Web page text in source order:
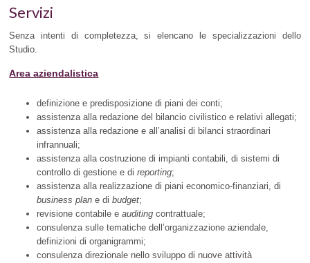
Servizi
Senza intenti di completezza, si elencano le specializzazioni dello
Studio.
Area aziendalistica
definizione e predisposizione di piani dei conti;
assistenza alla redazione del bilancio civilistico e relativi allegati;
assistenza alla redazione e all’analisi di bilanci straordinari
infrannuali;
assistenza alla costruzione di impianti contabili, di sistemi di
controllo di gestione e direporting;
assistenza alla realizzazione di piani economico-finanziari, di
business plan e dibudget;
revisione contabile eauditing contrattuale;
consulenza sulle tematiche dell’organizzazione aziendale,
definizioni di organigrammi;
consulenza direzionale nello sviluppo di nuove attività